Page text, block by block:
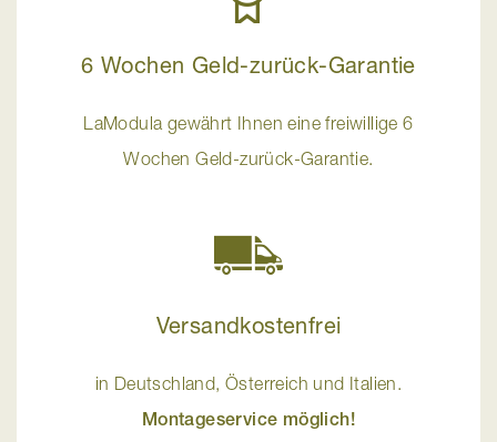
6 Wochen Geld-zurück-Garantie
LaModula gewährt Ihnen eine freiwillige 6
Wochen Geld-zurück-Garantie.
Versandkostenfrei
in Deutschland, Österreich und Italien.
Montageservice möglich!